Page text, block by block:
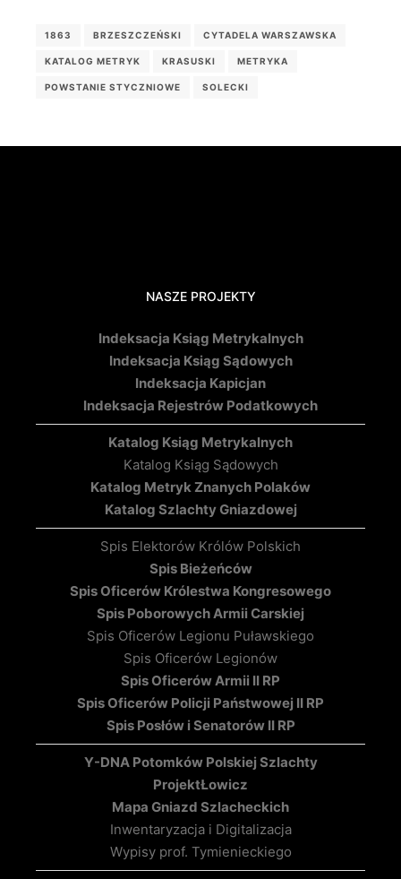
1863 BRZESZCZEŃSKI CYTADELA WARSZAWSKA
KATALOG METRYK KRASUSKI METRYKA
POWSTANIE STYCZNIOWE SOLECKI
NASZE PROJEKTY
Indeksacja Ksiąg Metrykalnych
Indeksacja Ksiąg Sądowych
Indeksacja Kapicjan
Indeksacja Rejestrów Podatkowych
Katalog Ksiąg Metrykalnych
Katalog Ksiąg Sądowych
Katalog Metryk Znanych Polaków
Katalog Szlachty Gniazdowej
Spis Elektorów Królów Polskich
Spis Bieżeńców
Spis Oficerów Królestwa Kongresowego
Spis Poborowych Armii Carskiej
Spis Oficerów Legionu Puławskiego
Spis Oficerów Legionów
Spis Oficerów Armii II RP
Spis Oficerów Policji Państwowej II RP
Spis Posłów i Senatorów II RP
Y-DNA Potomków Polskiej Szlachty
ProjektŁowicz
Mapa Gniazd Szlacheckich
Inwentaryzacja i Digitalizacja
Wypisy prof. Tymienieckiego